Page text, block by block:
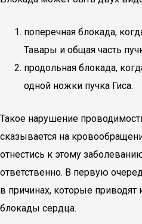
поперечная блокада,
Тавары и общая часть
продольная блокада,
одной ножки пучка Гиса.
Такое нарушение
сказывается на
отнестись к этому
ответственно. В первую
в причинах, которые
блокады сердца.